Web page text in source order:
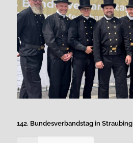
142. Bundesverbandstag in Straubing